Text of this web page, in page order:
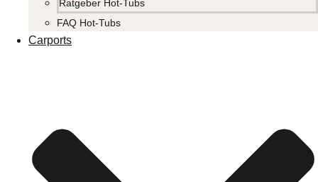
Ratgeber Hot-Tubs
FAQ Hot-Tubs
Carports